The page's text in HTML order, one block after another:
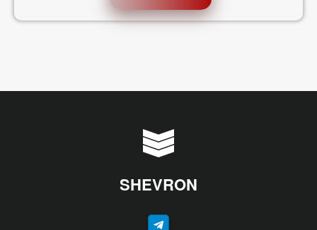
SHEVRON